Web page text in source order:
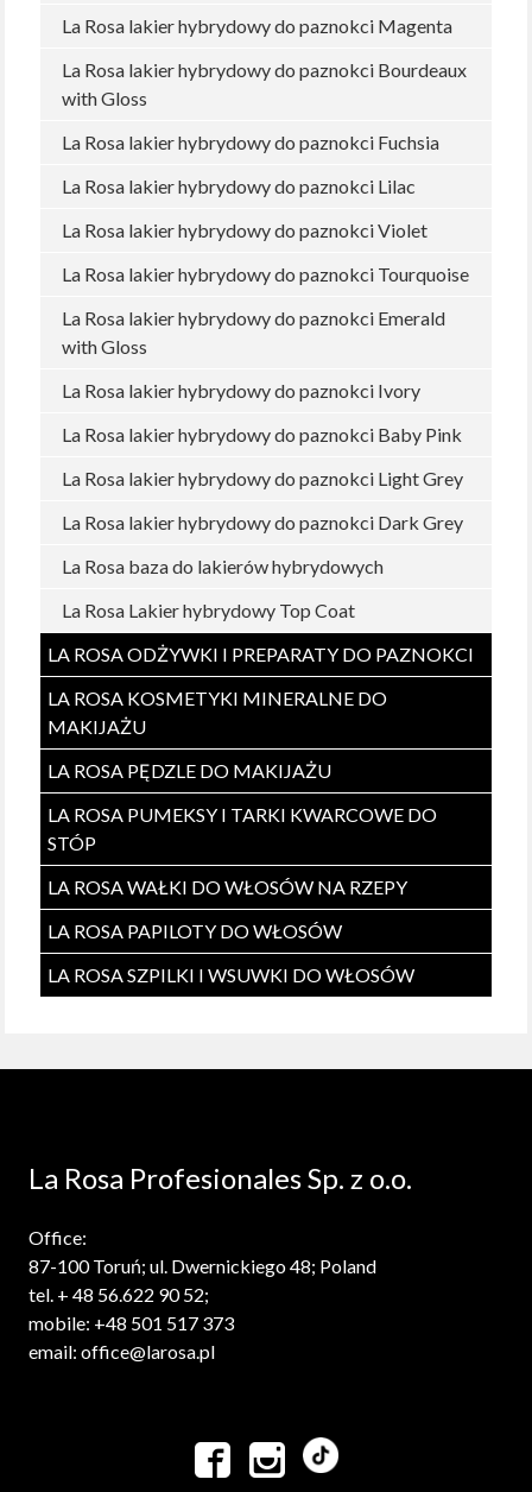
La Rosa lakier hybrydowy do paznokci Magenta
La Rosa lakier hybrydowy do paznokci Bourdeaux
with Gloss
La Rosa lakier hybrydowy do paznokci Fuchsia
La Rosa lakier hybrydowy do paznokci Lilac
La Rosa lakier hybrydowy do paznokci Violet
La Rosa lakier hybrydowy do paznokci Tourquoise
La Rosa lakier hybrydowy do paznokci Emerald
with Gloss
La Rosa lakier hybrydowy do paznokci Ivory
La Rosa lakier hybrydowy do paznokci Baby Pink
La Rosa lakier hybrydowy do paznokci Light Grey
La Rosa lakier hybrydowy do paznokci Dark Grey
La Rosa baza do lakierów hybrydowych
La Rosa Lakier hybrydowy Top Coat
LA ROSA ODŻYWKI I PREPARATY DO PAZNOKCI
LA ROSA KOSMETYKI MINERALNE DO
MAKIJAŻU
LA ROSA PĘDZLE DO MAKIJAŻU
LA ROSA PUMEKSY I TARKI KWARCOWE DO
STÓP
LA ROSA WAŁKI DO WŁOSÓW NA RZEPY
LA ROSA PAPILOTY DO WŁOSÓW
LA ROSA SZPILKI I WSUWKI DO WŁOSÓW
La Rosa Profesionales Sp. z o.o.
Office:
87-100 Toruń; ul. Dwernickiego 48; Poland
tel. + 48 56.622 90 52;
mobile: +48 501 517 373
email: office@larosa.pl
 